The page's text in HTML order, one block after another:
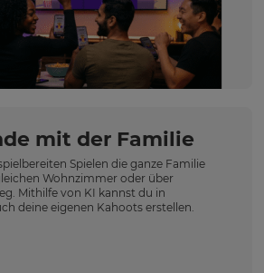
mit der Familie
Spielen die ganze Familie
Wohnzimmer oder über
Mithilfe von KI kannst du in
deine eigenen Kahoots erstellen.